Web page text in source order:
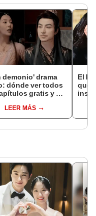
demonio' drama
dónde ver todos
gratis y en
LEER MÁS
El k-
que